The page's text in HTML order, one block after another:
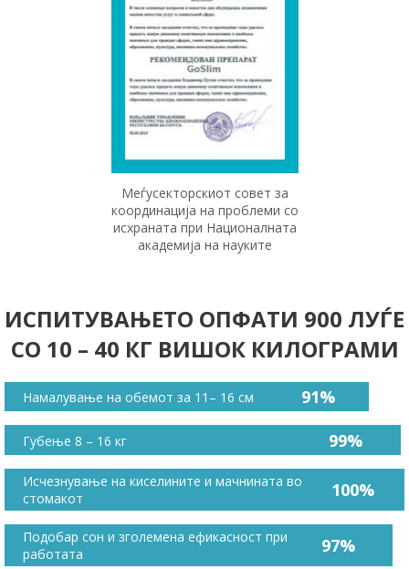
Меѓусекторскиот совет за
координација на проблеми со
исхраната при Националната
академија на науките
ИСПИТУВАЊЕТО ОПФАТИ 900 ЛУЃЕ
СО 10 – 40 КГ ВИШОК КИЛОГРАМИ
Намалување на обемот за 11– 16 см 91%
Губење 8 – 16 кг 99%
Исчезнување на киселините и мачнината во
стомакот
100%
Подобар сон и зголемена ефикасност при
работата
97%